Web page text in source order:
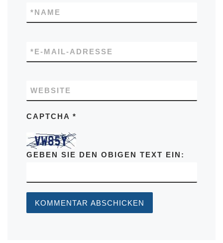
NAME
*
E-MAIL-ADRESSE
*
WEBSITE
CAPTCHA *
GEBEN SIE DEN OBIGEN TEXT EIN: